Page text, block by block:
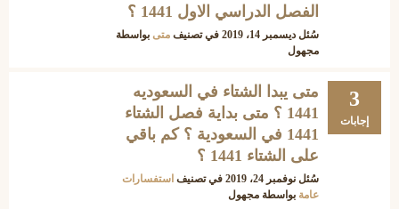
الفصل الدراسي الاول 1441 ؟
سُئل ديسمبر 14، 2019 في تصنيف متى بواسطة
مجهول
3
إجابات
متى يبدا الشتاء في السعوديه
1441 ؟ متى بداية فصل الشتاء
1441 في السعودية ؟ كم باقي
على الشتاء 1441 ؟
سُئل نوفمبر 24، 2019 في تصنيف استفسارات
عامة بواسطة مجهول